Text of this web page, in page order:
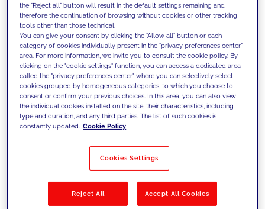
Notre approche
Nous opérationnalisons l’engagement
client en connectant données,
plateformes et exécution. En mobilisant le
CRM, l’automatisation et le decisioning
piloté par l’IA, nous permettons des
interactions scalables et personnalisées
sur l’ensemble des canaux, en
the "Reject all" button will result in the default settings remaining and
therefore the continuation of browsing without cookies or other tracking
tools other than those technical.
You can give your consent by clicking the "Allow all" button or each
category of cookies individually present in the "privacy preferences center"
area. For more information, we invite you to consult the cookie policy. By
clicking on the "cookie settings" function, you can access a dedicated area
called the "privacy preferences center" where you can selectively select
cookies grouped by homogeneous categories, to which you choose to
consent or confirm your previous choices. In this area, you can also view
the individual cookies installed on the site, their characteristics, including
type and duration, and any third parties. The list of such cookies is
constantly updated. Cookie Policy
Cookies Settings
Reject All Accept All Cookies